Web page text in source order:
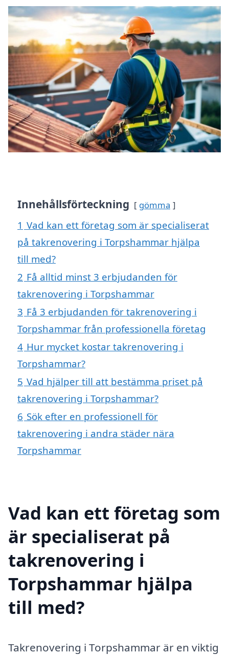
Innehållsförteckning gömma
1 Vad kan ett företag som är specialiserat
på takrenovering i Torpshammar hjälpa
till med?
2 Få alltid minst 3 erbjudanden för
takrenovering i Torpshammar
3 Få 3 erbjudanden för takrenovering i
Torpshammar från professionella företag
4 Hur mycket kostar takrenovering i
Torpshammar?
5 Vad hjälper till att bestämma priset på
takrenovering i Torpshammar?
6 Sök efter en professionell för
takrenovering i andra städer nära
Torpshammar
Vad kan ett företag som
är specialiserat på
takrenovering i
Torpshammar hjälpa
till med?
Takrenovering i Torpshammar är en viktig